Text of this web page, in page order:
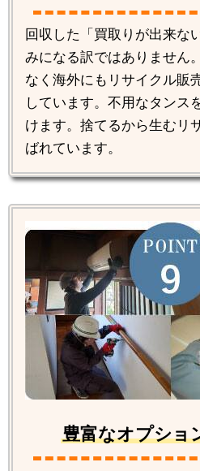
回収した「買取りが出来な
みになる訳ではありません
なく海外にもリサイクル販
しています。不用なタンス
けます。捨てるから生むリ
ばれています。
豊富なオプショ